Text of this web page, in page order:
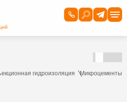
гидроизоляция Микроцементы